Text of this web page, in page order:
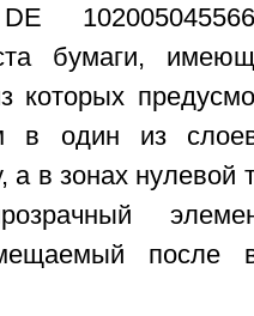
бумаги,
которых
в один из
а в зонах
после